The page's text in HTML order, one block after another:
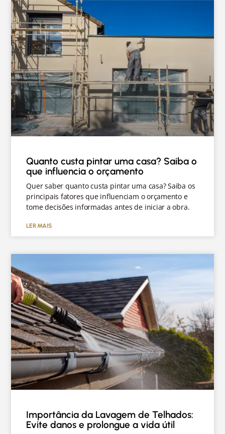
Quanto custa pintar uma casa? Saiba o
que influencia o orçamento
Quer saber quanto custa pintar uma casa? Saiba os
principais fatores que influenciam o orçamento e
tome decisões informadas antes de iniciar a obra.
LER MAIS
Importância da Lavagem de Telhados:
Evite danos e prolongue a vida útil